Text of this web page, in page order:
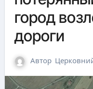
город
дороги
Автор